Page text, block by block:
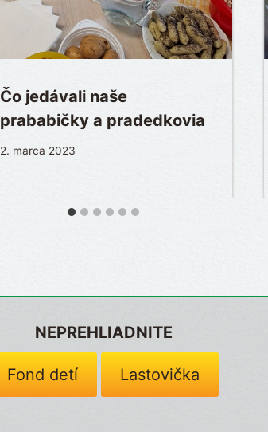
Čo jedávali naše
prababičky a pradedkovia
2. marca 2023
NEPREHLIADNITE
Fond detí Lastovička